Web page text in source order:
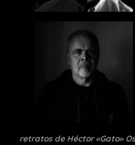
retratos de Héctor «Gato»